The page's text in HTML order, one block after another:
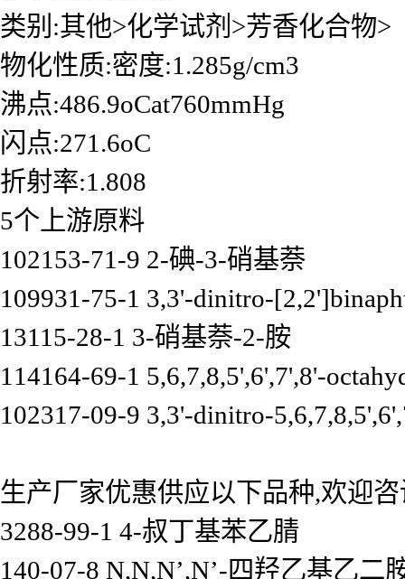
类别:其他>化学试剂>芳香化合物>
物化性质:密度:1.285g/cm3
沸点:486.9oCat760mmHg
闪点:271.6oC
折射率:1.808
5个上游原料
102153-71-9 2-碘-3-硝基萘
109931-75-1 3,3'-dinitro-
13115-28-1 3-硝基萘-2-胺
114164-69-1 5,6,7,8,5',6',7',8'-
102317-09-9 3,3'-dinitro-
生产厂家优惠供应以下品种,欢迎
3288-99-1 4-叔丁基苯乙腈
140-07-8 N,N,N’,N’-四羟乙基乙二